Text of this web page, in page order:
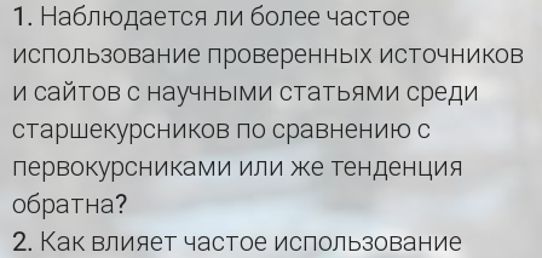
1. Наблюдается ли более частое
использование проверенных источников
и сайтов с научными статьями среди
старшекурсников по сравнению с
первокурсниками или же тенденция
обратна?
2. Как влияет частое использование